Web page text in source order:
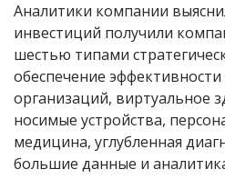
Аналитики компании
инвестиций получили
шестью типами
обеспечение
организаций, виртуальное
носимые устройства,
медицина, углубленная
большие данные и